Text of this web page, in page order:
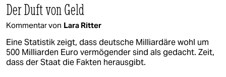
Der Duft von Geld
Kommentar von Lara Ritter
Eine Statistik zeigt, dass deutsche Milliardäre wohl um
500 Milliarden Euro vermögender sind als gedacht. Zeit,
dass der Staat die Fakten herausgibt.